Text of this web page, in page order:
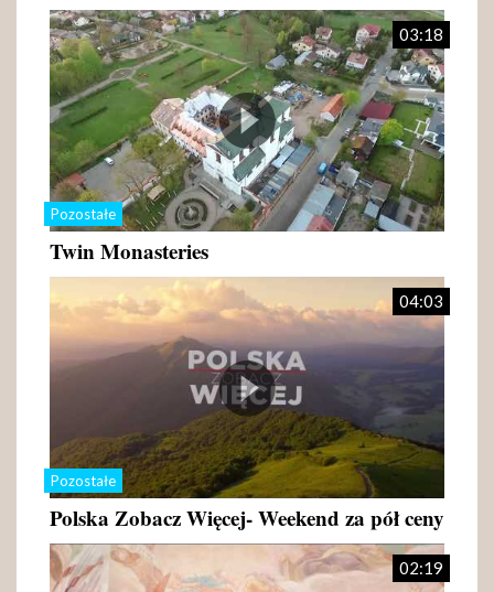
Pozostałe
03:18
Twin Monasteries
Pozostałe
04:03
Polska Zobacz Więcej- Weekend za pół ceny
02:19